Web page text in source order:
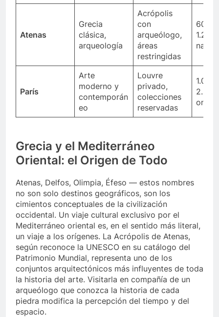
Atenas
Grecia
clásica,
arqueología
Acrópolis
con
arqueólogo,
áreas
restringidas
na
París
Arte
moderno y
contemporán
eo
Louvre
privado,
colecciones
reservadas
ona
Grecia y el Mediterráneo
Oriental: el Origen de Todo
Atenas, Delfos, Olimpia, Éfeso — estos nombres
no son solo destinos geográficos, son los
cimientos conceptuales de la civilización
occidental. Un viaje cultural exclusivo por el
Mediterráneo oriental es, en el sentido más literal,
un viaje a los orígenes. La Acrópolis de Atenas,
según reconoce la UNESCO en su catálogo del
Patrimonio Mundial, representa uno de los
conjuntos arquitectónicos más influyentes de toda
la historia del arte. Visitarla en compañía de un
arqueólogo que conozca la historia de cada
piedra modifica la percepción del tiempo y del
espacio.